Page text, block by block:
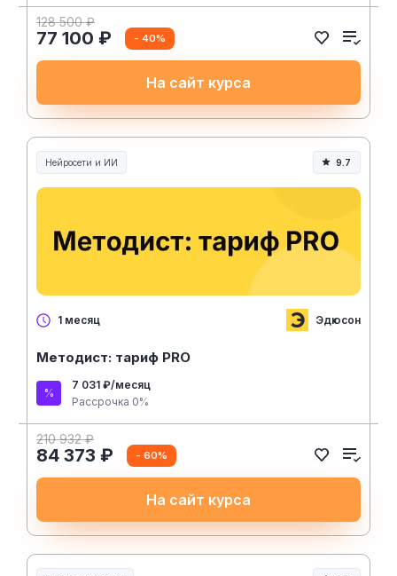
128 500 ₽
77 100 ₽ - 40%
На сайт курса
Нейросети и ИИ
Нейросети и искусственный интеллект
9.7
1 месяц Эдюсон
Методист: тариф PRO
7 031 ₽/месяц
Рассрочка 0%
210 932 ₽
84 373 ₽ - 60%
На сайт курса